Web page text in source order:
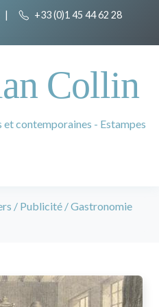
| +33 (0)1 45 44 62 28
Collin
et contemporaines - Estampes
/ Publicité / Gastronomie